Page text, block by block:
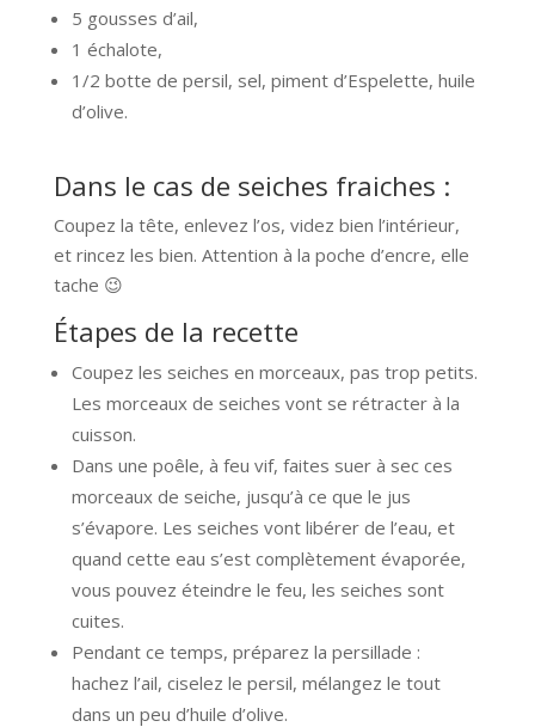
5 gousses d’ail,
1 échalote,
1/2 botte de persil, sel, piment d’Espelette, huile
d’olive.
Dans le cas de seiches fraiches :
Coupez la tête, enlevez l’os, videz bien l’intérieur,
et rincez les bien. Attention à la poche d’encre, elle
tache 😉
Étapes de la recette
Coupez les seiches en morceaux, pas trop petits.
Les morceaux de seiches vont se rétracter à la
cuisson.
Dans une poêle, à feu vif, faites suer à sec ces
morceaux de seiche, jusqu’à ce que le jus
s’évapore. Les seiches vont libérer de l’eau, et
quand cette eau s’est complètement évaporée,
vous pouvez éteindre le feu, les seiches sont
cuites.
Pendant ce temps, préparez la persillade :
hachez l’ail, ciselez le persil, mélangez le tout
dans un peu d’huile d’olive.